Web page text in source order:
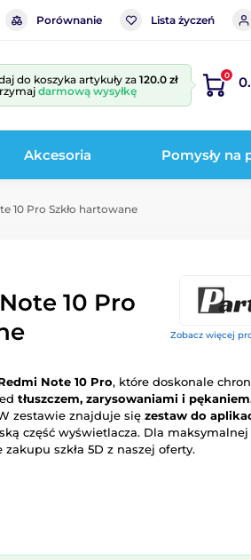
Porównanie Lista życzeń
do koszyka artykuły za120.0 zł
darmową wysyłkę
0
Akcesoria Pomysły na
10 Pro Szkło hartowane
Zobacz więcej
10 Pro
Note 10 Pro, które doskonale
tłuszczem, zarysowaniami i
zestawie znajduje się zestaw do
część wyświetlacza. Dla maksymalnej
szkła 5D z naszej oferty.